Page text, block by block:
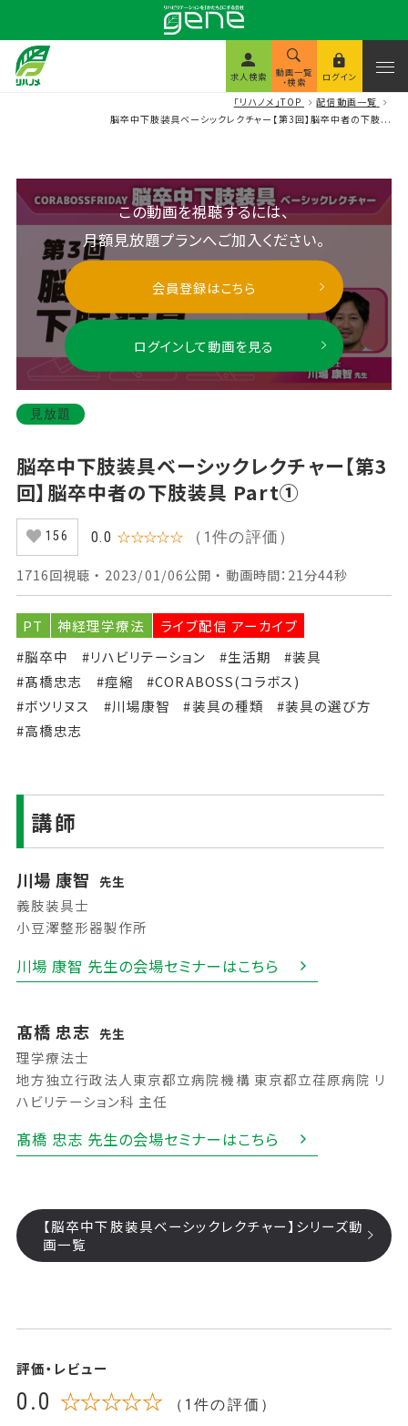
求人検索 動画一覧
・検索 ログイン
「リハノメ」TOP
配信動画一覧
脳卒中下肢装具ベーシックレクチャー【第3回】脳卒中者の下肢...
この動画を視聴するには、
月額見放題プランへご加入ください。
会員登録はこちら
ログインして動画を見る
見放題
脳卒中下肢装具ベーシックレクチャー【第3
回】脳卒中者の下肢装具 Part①
156 0.0 ☆☆☆☆☆ （1件の評価）
1716回視聴 ・ 2023/01/06公開 ・ 動画時間：21分44秒
PT 神経理学療法
ライブ配信 アーカイブ
#脳卒中
#リハビリテーション #生活期
#装具
#髙橋忠志
#痙縮
#CORABOSS(コラボス)
#ボツリヌス
#川場康智 #装具の種類
#装具の選び方
#高橋忠志
講師
川場 康智 先生
義肢装具士
小豆澤整形器製作所
川場 康智 先生の会場セミナーはこちら
髙橋 忠志 先生
理学療法士
地方独立行政法人東京都立病院機構 東京都立荏原病院 リ
ハビリテーション科 主任
髙橋 忠志 先生の会場セミナーはこちら
【脳卒中下肢装具ベーシックレクチャー】シリーズ動
画一覧
評価・レビュー
0.0 ☆☆☆☆☆ （1件の評価）